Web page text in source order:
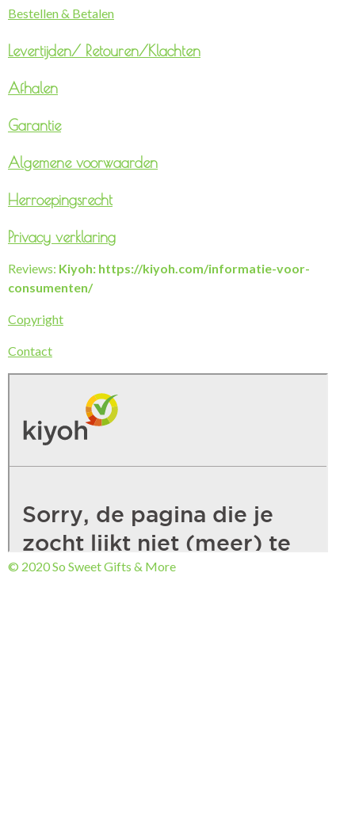
Bestellen & Betalen
Levertijden/ Retouren/Klachten
Afhalen
Garantie
Algemene voorwaarden
Herroepingsrecht
Privacy verklaring
Reviews: Kiyoh: https://kiyoh.com/informatie-voor-
consumenten/
Copyright
Contact
© 2020 So Sweet Gifts & More